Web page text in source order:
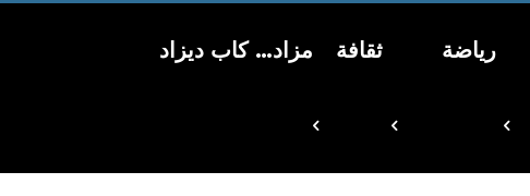
رياضة ثقافة مزاد… كاب ديزاد